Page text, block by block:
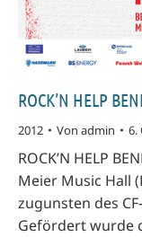
ROCK’N HELP
2012 Von admin 6.
ROCK’N HELP
Meier Music Hall
zugunsten des
Gefördert wurde